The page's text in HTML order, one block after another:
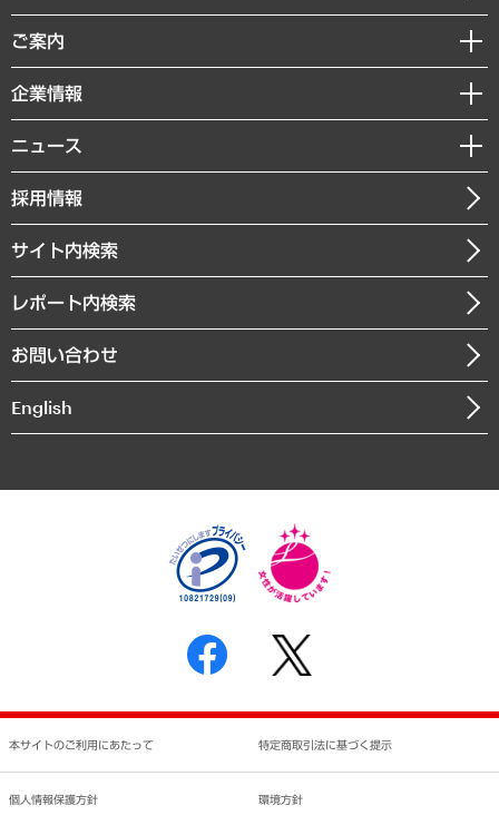
組織・人事戦略
デジタルイノベーション
共生・ダイバーシティ
GRC（ガバナンス・リスク・コンプライアンス）・防災（政策）
経済・産業・雇用・労働
まちづくり・観光・交通・スポーツ・スマートシティ
自然資源・農林水産業・食料システム
経済調査
レポート
コラム
経営用語集
受託・受注実績（官公庁関連）
メディア掲載・出演
ご案内
セミナー・イベント情報
MUFGビジネスセミナー
受託案件情報
企業情報
私たちの想い
社長メッセージ
会社概要
沿革
組織図・本部部室紹介
インドネシア現地法人
個人情報保護方針
反社会的勢力に対する基本方針
書面による個人情報の開示等の請求の手続きについて
ニュース
ニュースリリース
お知らせ
採用情報
サイト内検索
レポート内検索
お問い合わせ
English
本サイトのご利用にあたって 特定商取引法に基づく提示
個人情報保護方針 環境方針